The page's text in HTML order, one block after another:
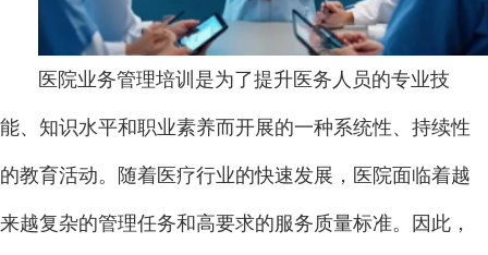
医院业务管理培训是为了提升医务人员的专业技
能、知识水平和职业素养而开展的一种系统性、持续性
的教育活动。随着医疗行业的快速发展，医院面临着越
来越复杂的管理任务和高要求的服务质量标准。因此，